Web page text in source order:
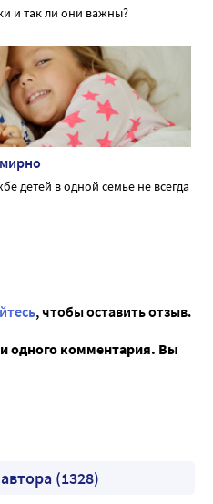
и так ли они важны?
детей в одной семье не всегда
, чтобы оставить отзыв.
одного комментария. Вы
(1328)